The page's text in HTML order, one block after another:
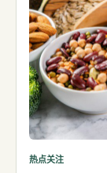
热点关注